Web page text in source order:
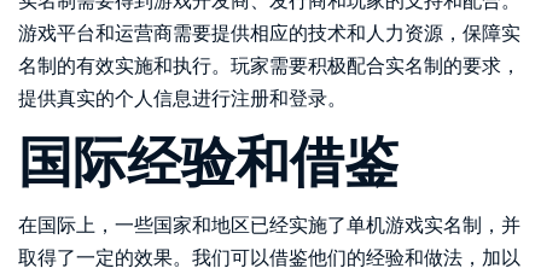
游戏平台和运营商需要提供相应的技术和人力资源，保障实
名制的有效实施和执行。玩家需要积极配合实名制的要求，
提供真实的个人信息进行注册和登录。
国际经验和借鉴
在国际上，一些国家和地区已经实施了单机游戏实名制，并
取得了一定的效果。我们可以借鉴他们的经验和做法，加以